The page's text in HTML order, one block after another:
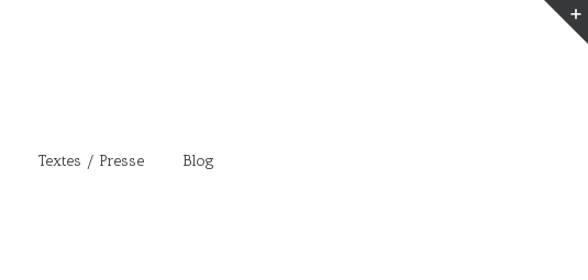
Textes / Presse Blog